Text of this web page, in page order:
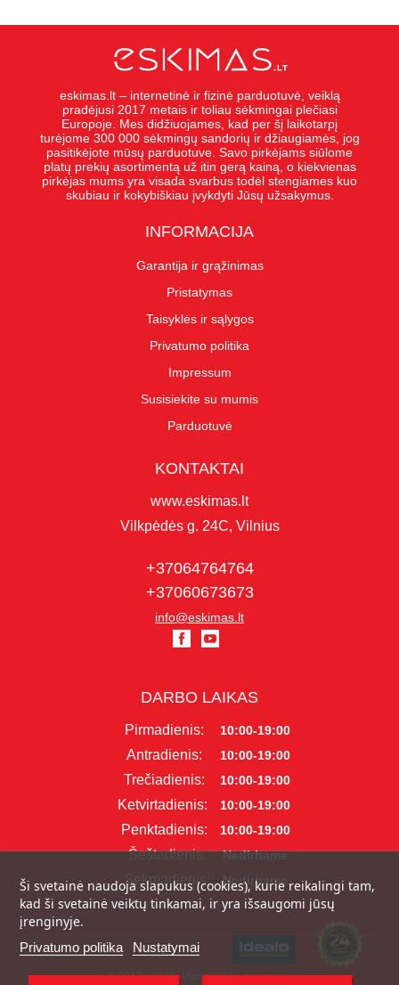
eskimas.lt – internetinė ir fizinė parduotuvė, veiklą
pradėjusi 2017 metais ir toliau sėkmingai plečiasi
Europoje. Mes didžiuojames, kad per šį laikotarpį
turėjome 300 000 sėkmingų sandorių ir džiaugiamės, jog
pasitikėjote mūsų parduotuve. Savo pirkėjams siūlome
platų prekių asortimentą už itin gerą kainą, o kiekvienas
pirkėjas mums yra visada svarbus todėl stengiames kuo
skubiau ir kokybiškiau įvykdyti Jūsų užsakymus.
INFORMACIJA
Garantija ir grąžinimas
Pristatymas
Taisyklės ir sąlygos
Privatumo politika
Impressum
Susisiekite su mumis
Parduotuvė
KONTAKTAI
www.eskimas.lt
Vilkpėdės g. 24C, Vilnius
+37064764764
+37060673673
info@eskimas.lt
DARBO LAIKAS
Pirmadienis: 10:00-19:00
Antradienis: 10:00-19:00
Trečiadienis: 10:00-19:00
Ketvirtadienis: 10:00-19:00
Penktadienis: 10:00-19:00
Šeštadienis: Nedirbame
Sekmadienis: Nedirbame
Ši svetainė naudoja slapukus (cookies), kurie reikalingi tam,
kad ši svetainė veiktų tinkamai, ir yra išsaugomi jūsų
įrenginyje.
Privatumo politika Nustatymai
© 2017 - 2026, Visos teisės saugomos